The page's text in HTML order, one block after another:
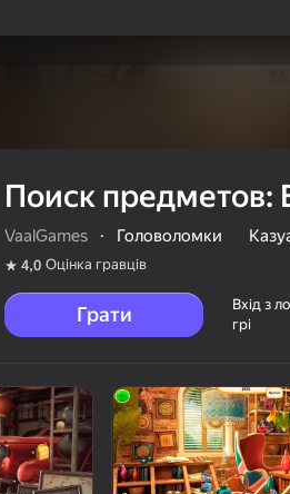
Поиск предметов:
VaalGames · Головоломки
4,0 Оцінка гравців
Грати
Вхід з
грі